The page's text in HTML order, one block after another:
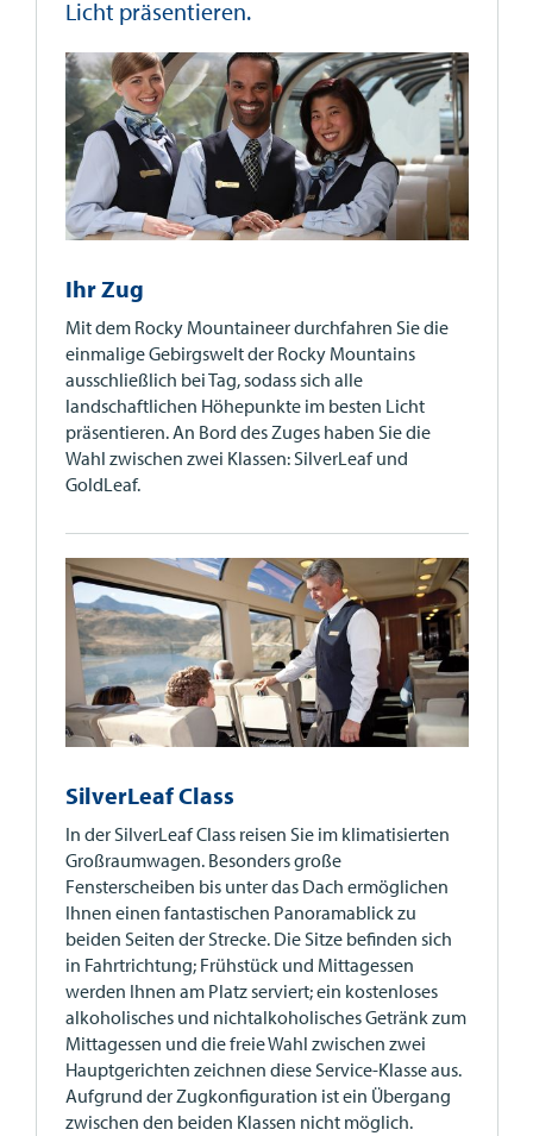
Licht präsentieren.
Ihr Zug
Mit dem Rocky Mountaineer durchfahren Sie die
einmalige Gebirgswelt der Rocky Mountains
ausschließlich bei Tag, sodass sich alle
landschaftlichen Höhepunkte im besten Licht
präsentieren. An Bord des Zuges haben Sie die
Wahl zwischen zwei Klassen: SilverLeaf und
GoldLeaf.
SilverLeaf Class
In der SilverLeaf Class reisen Sie im klimatisierten
Großraumwagen. Besonders große
Fensterscheiben bis unter das Dach ermöglichen
Ihnen einen fantastischen Panoramablick zu
beiden Seiten der Strecke. Die Sitze befinden sich
in Fahrtrichtung; Frühstück und Mittagessen
werden Ihnen am Platz serviert; ein kostenloses
alkoholisches und nichtalkoholisches Getränk zum
Mittagessen und die freie Wahl zwischen zwei
Hauptgerichten zeichnen diese Service-Klasse aus.
Aufgrund der Zugkonfiguration ist ein Übergang
zwischen den beiden Klassen nicht möglich.